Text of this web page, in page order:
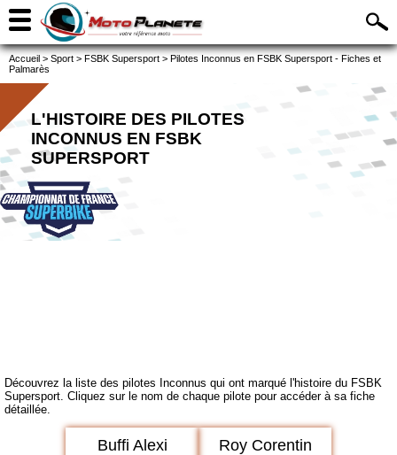
Accueil > Sport > FSBK Supersport > Pilotes Inconnus en FSBK Supersport - Fiches et
Palmarès
L'HISTOIRE DES PILOTES
INCONNUS EN FSBK
SUPERSPORT
Découvrez la liste des pilotes Inconnus qui ont marqué l'histoire du FSBK
Supersport. Cliquez sur le nom de chaque pilote pour accéder à sa fiche
détaillée.
Buffi Alexi Roy Corentin